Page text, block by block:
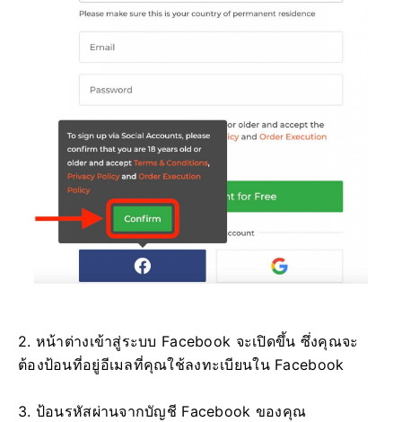
2. หน้าต่างเข้าสู่ระบบ Facebook จะเปิดขึ้น ซึ่งคุณจะ
ต้องป้อนที่อยู่อีเมลที่คุณใช้ลงทะเบียนใน Facebook
3. ป้อนรหัสผ่านจากบัญชี Facebook ของคุณ